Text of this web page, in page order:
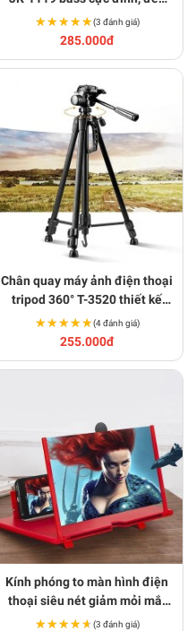
đổi màu RGB hiện đại BA1672
★★★★★
★★★★★(3 đánh giá)
285.000đ
Chân quay máy ảnh điện thoại
tripod 360° T-3520 thiết kế
chắc chắn BA1588
★★★★★
★★★★★(4 đánh giá)
255.000đ
Kính phóng to màn hình điện
thoại siêu nét giảm mỏi mắt
Y137
★★★★★
★★★★★(3 đánh giá)